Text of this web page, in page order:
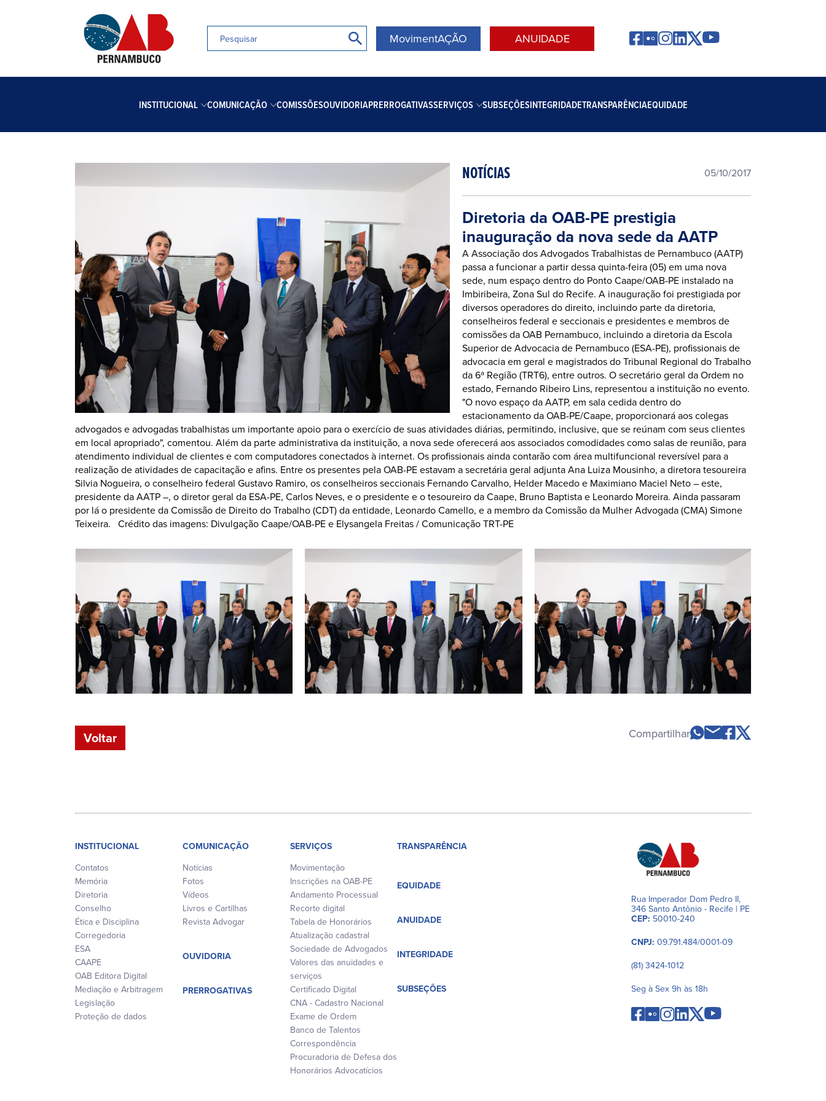
MovimentAÇÃO ANUIDADE
INSTITUCIONAL COMUNICAÇÃO COMISSÕESOUVIDORIAPRERROGATIVASSERVIÇOS SUBSEÇÕESINTEGRIDADETRANSPARÊNCIAEQUIDADE
NOTÍCIAS 05/10/2017
Diretoria da OAB-PE prestigia
inauguração da nova sede da AATP
A Associação dos Advogados Trabalhistas de Pernambuco (AATP)
passa a funcionar a partir dessa quinta-feira (05) em uma nova
sede, num espaço dentro do Ponto Caape/OAB-PE instalado na
Imbiribeira, Zona Sul do Recife. A inauguração foi prestigiada por
diversos operadores do direito, incluindo parte da diretoria,
conselheiros federal e seccionais e presidentes e membros de
comissões da OAB Pernambuco, incluindo a diretoria da Escola
Superior de Advocacia de Pernambuco (ESA-PE), profissionais de
advocacia em geral e magistrados do Tribunal Regional do Trabalho
da 6ª Região (TRT6), entre outros. O secretário geral da Ordem no
estado, Fernando Ribeiro Lins, representou a instituição no evento.
"O novo espaço da AATP, em sala cedida dentro do
estacionamento da OAB-PE/Caape, proporcionará aos colegas
advogados e advogadas trabalhistas um importante apoio para o exercício de suas atividades diárias, permitindo, inclusive, que se reúnam com seus clientes
em local apropriado", comentou. Além da parte administrativa da instituição, a nova sede oferecerá aos associados comodidades como salas de reunião, para
atendimento individual de clientes e com computadores conectados à internet. Os profissionais ainda contarão com área multifuncional reversível para a
realização de atividades de capacitação e afins. Entre os presentes pela OAB-PE estavam a secretária geral adjunta Ana Luiza Mousinho, a diretora tesoureira
Silvia Nogueira, o conselheiro federal Gustavo Ramiro, os conselheiros seccionais Fernando Carvalho, Helder Macedo e Maximiano Maciel Neto – este,
presidente da AATP –, o diretor geral da ESA-PE, Carlos Neves, e o presidente e o tesoureiro da Caape, Bruno Baptista e Leonardo Moreira. Ainda passaram
por lá o presidente da Comissão de Direito do Trabalho (CDT) da entidade, Leonardo Camello, e a membro da Comissão da Mulher Advogada (CMA) Simone
Teixeira. Crédito das imagens: Divulgação Caape/OAB-PE e Elysangela Freitas / Comunicação TRT-PE
Voltar Compartilhar
INSTITUCIONAL
Contatos
Memória
Diretoria
Conselho
Ética e Disciplina
Corregedoria
ESA
CAAPE
OAB Editora Digital
Mediação e Arbitragem
Legislação
Proteção de dados
COMUNICAÇÃO
Notícias
Fotos
Vídeos
Livros e Cartilhas
Revista Advogar
OUVIDORIA
PRERROGATIVAS
SERVIÇOS
Movimentação
Inscrições na OAB-PE
Andamento Processual
Recorte digital
Tabela de Honorários
Atualização cadastral
Sociedade de Advogados
Valores das anuidades e
serviços
Certificado Digital
CNA - Cadastro Nacional
Exame de Ordem
Banco de Talentos
Correspondência
Procuradoria de Defesa dos
Honorários Advocatícios
TRANSPARÊNCIA
EQUIDADE
ANUIDADE
INTEGRIDADE
SUBSEÇÕES
Rua Imperador Dom Pedro II,
346 Santo Antônio - Recife | PE
CEP: 50010-240
CNPJ: 09.791.484/0001-09
(81) 3424-1012
Seg à Sex 9h às 18h